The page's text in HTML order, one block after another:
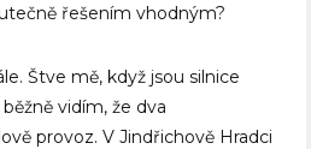
řešením vhodným?
Štve mě, když jsou silnice
vidím, že dva
provoz. V Jindřichově Hradci